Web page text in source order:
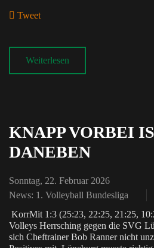
Tweet
Weiterlesen
KNAPP VORBEI
DANEBEN
Sonntag, 22. Februar 2026
News: 1. Volleyball Bundesliga
KorrMit 1:3 (25:23, 22:25, 21:25,
Volleys Herrsching gegen die SVG
sich Cheftrainer Bob Ranner nicht